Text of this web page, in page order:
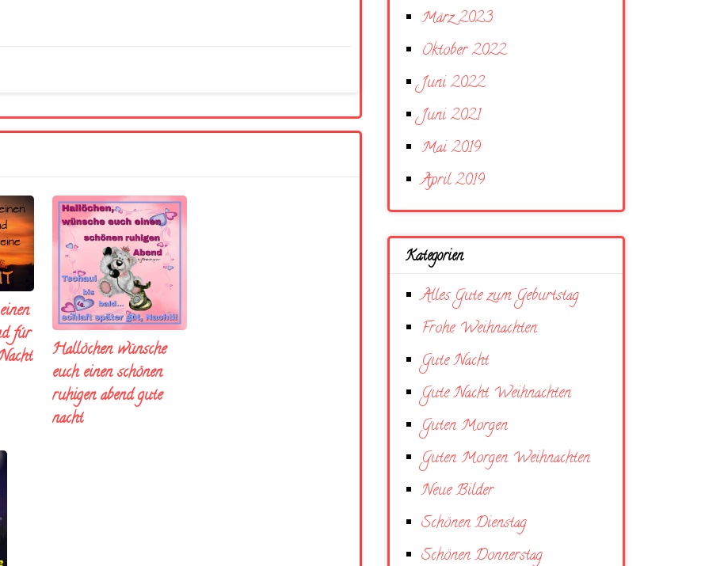
fúr
Hallöchen wünsche
euch einen schönen
ruhigen abend gute
nacht
März 2023
Oktober 2022
Juni 2022
Juni 2021
Mai 2019
April 2019
Kategorien
Alles Gute zum Geburtstag
Frohe Weihnachten
Gute Nacht
Gute Nacht Weihnachten
Guten Morgen
Guten Morgen Weihnachten
Neue Bilder
Schönen Dienstag
Schönen Donnerstag